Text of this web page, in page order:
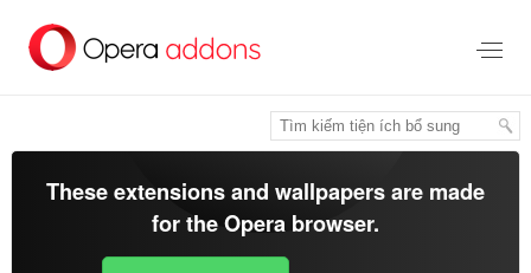
đến
These extensions and wallpapers are made
for theOpera browser.